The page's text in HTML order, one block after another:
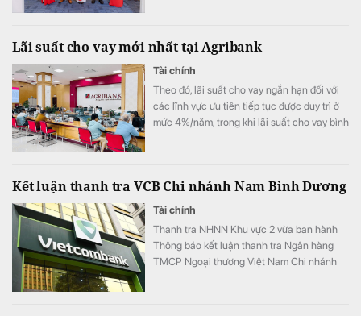
Lãi suất cho vay mới nhất tại Agribank
Tài chính
Theo đó, lãi suất cho vay ngắn hạn đối với
các lĩnh vực ưu tiên tiếp tục được duy trì ở
mức 4%/năm, trong khi lãi suất cho vay bình
Kết luận thanh tra VCB Chi nhánh Nam Bình Dương
Tài chính
Thanh tra NHNN Khu vực 2 vừa ban hành
Thông báo kết luận thanh tra Ngân hàng
TMCP Ngoại thương Việt Nam Chi nhánh